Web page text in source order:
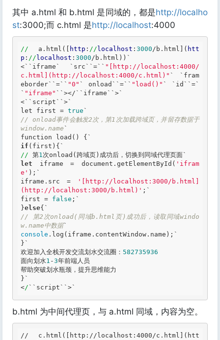
其中 a.html 和 b.html 是同域的，都是http://localho
st:3000;而 c.html 是http://localhost:4000
// a.html([ http : // localhost : 3000/b.html]( htt
p : // localhost : 3000/b.html))`
<`` iframe ` ` src `` =`` "[http://localhost:4000/
c.html](http://localhost:4000/c.html)" ` ` fram
eborder`` =`` "0" ` onload` `=` ` "load()" ` `id` `=`
` "iframe" ` `></` `iframe` `>`
<`` script `` >
let first = true `
// onload事件会触发2次，第1次加载跨域页，并留存数据于
window.name
function load() {`
if (first){
// 第1次onload(跨域页)成功后，切换到同域代理页面`
let iframe = document.getElementById( 'ifram
e' ); `
iframe.src =
'[http://localhost:3000/b.html]
(http://localhost:3000/b.html)' ;`
first = false ; `
}else{`
// 第2次onload(同域b.html页)成功后，读取同域windo
w.name中数据
console .log(iframe.contentWindow.name);`
} `
欢迎加入全栈开发交流划水交流圈： 582735936
面向划水1 -3年前端人员
帮助突破划水瓶颈，提升思维能力
}`
</ `` script `` >`
b.html 为中间代理页，与 a.html 同域，内容为空。
// c.html([ http://localhost:4000/c.html ]( htt